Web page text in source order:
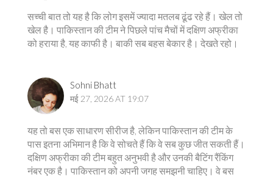
सच्ची बात तो यह है कि लोग इसमें ज्यादा मतलब ढूंढ रहे हैं। खेल तो
खेल है। पाकिस्तान की टीम ने पिछले पांच मैचों में दक्षिण अफ्रीका
को हराया है, यह काफी है। बाकी सब बहस बेकार है। देखते रहो।
Sohni Bhatt
मई 27, 2026 AT 19:07
यह तो बस एक साधारण सीरीज है, लेकिन पाकिस्तान की टीम के
पास इतना अभिमान है कि वे सोचते हैं कि वे सब कुछ जीत सकती हैं।
दक्षिण अफ्रीका की टीम बहुत अनुभवी है और उनकी बैटिंग रैंकिंग
नंबर एक है। पाकिस्तान को अपनी जगह समझनी चाहिए। वे बस